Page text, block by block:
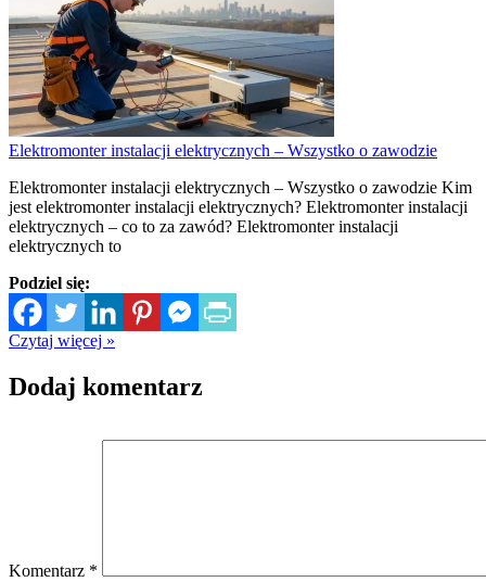
Elektromonter instalacji elektrycznych – Wszystko o zawodzie
Elektromonter instalacji elektrycznych – Wszystko o zawodzie Kim
jest elektromonter instalacji elektrycznych? Elektromonter instalacji
elektrycznych – co to za zawód? Elektromonter instalacji
elektrycznych to
Podziel się:
Czytaj więcej »
Dodaj komentarz
Komentarz *